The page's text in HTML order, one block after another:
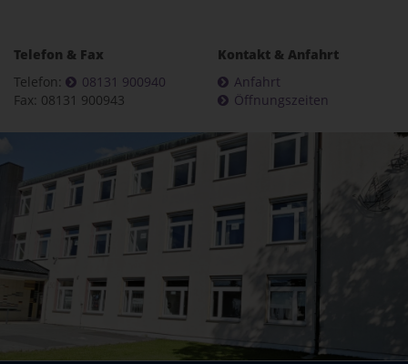
Telefon & Fax
Telefon:
08131 900940
Fax: 08131 900943
Kontakt & Anfahrt
Anfahrt
Öffnungszeiten